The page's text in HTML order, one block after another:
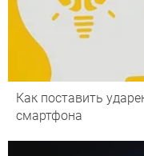
Как поставить
смартфона